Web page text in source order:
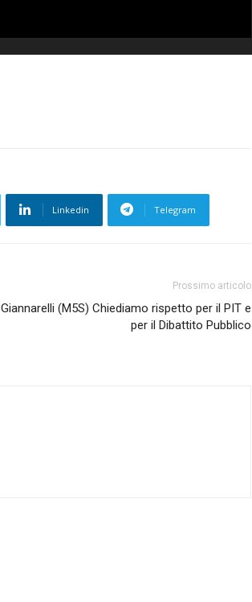
Linkedin Telegram
Prossimo articolo
Giannarelli (M5S) Chiediamo rispetto per il PIT e
per il Dibattito Pubblico